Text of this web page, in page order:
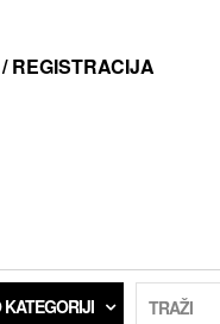
REGISTRACIJA
TRAŽI